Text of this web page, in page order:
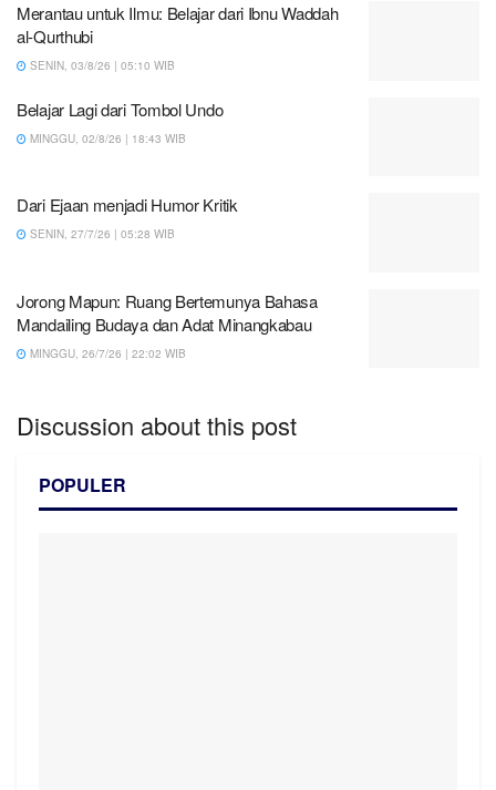
Merantau untuk Ilmu: Belajar dari Ibnu Waddah
al-Qurthubi
SENIN, 03/8/26 | 05:10 WIB
Belajar Lagi dari Tombol Undo
MINGGU, 02/8/26 | 18:43 WIB
Dari Ejaan menjadi Humor Kritik
SENIN, 27/7/26 | 05:28 WIB
Jorong Mapun: Ruang Bertemunya Bahasa
Mandailing Budaya dan Adat Minangkabau
MINGGU, 26/7/26 | 22:02 WIB
Discussion about this post
POPULER